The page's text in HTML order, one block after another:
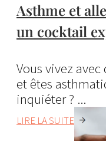
Asthme et
un cocktail
Vous vivez
et êtes
inquiéter ? ...
LIRE LA SUITE